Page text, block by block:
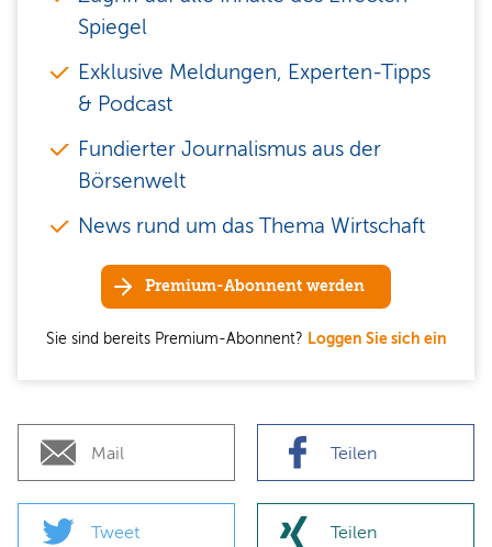
Spiegel
Exklusive Meldungen, Experten-Tipps
& Podcast
Fundierter Journalismus aus der
Börsenwelt
News rund um das Thema Wirtschaft
Premium-Abonnent werden
Sie sind bereits Premium-Abonnent? Loggen Sie sich ein
Mail Teilen
Tweet Teilen